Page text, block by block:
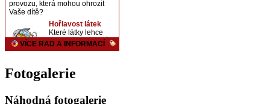
Fotogalerie
Náhodná fotogalerie